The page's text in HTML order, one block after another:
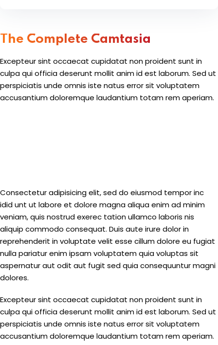
The Complete Camtasia
Excepteur sint occaecat cupidatat non proident sunt in
culpa qui officia deserunt mollit anim id est laborum. Sed ut
perspiciatis unde omnis iste natus error sit voluptatem
accusantium doloremque laudantium totam rem aperiam.
Consectetur adipisicing elit, sed do eiusmod tempor inc
idid unt ut labore et dolore magna aliqua enim ad minim
veniam, quis nostrud exerec tation ullamco laboris nis
aliquip commodo consequat. Duis aute irure dolor in
reprehenderit in voluptate velit esse cillum dolore eu fugiat
nulla pariatur enim ipsam voluptatem quia voluptas sit
aspernatur aut odit aut fugit sed quia consequuntur magni
dolores.
Excepteur sint occaecat cupidatat non proident sunt in
culpa qui officia deserunt mollit anim id est laborum. Sed ut
perspiciatis unde omnis iste natus error sit voluptatem
accusantium doloremque laudantium totam rem aperiam.